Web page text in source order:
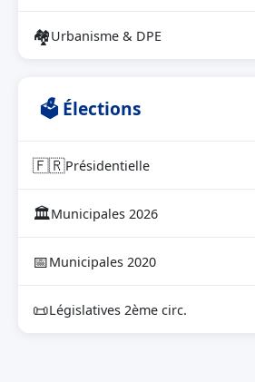
🏘Urbanisme & DPE
🗳 Élections
🇫🇷Présidentielle
🏛Municipales 2026
📅Municipales 2020
📜Législatives 2ème circ.